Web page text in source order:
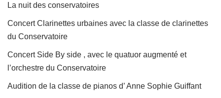
La nuit des conservatoires
Concert Clarinettes urbaines avec la classe de clarinettes
du Conservatoire
Concert Side By side , avec le quatuor augmenté et
l’orchestre du Conservatoire
Audition de la classe de pianos d’ Anne Sophie Guiffant